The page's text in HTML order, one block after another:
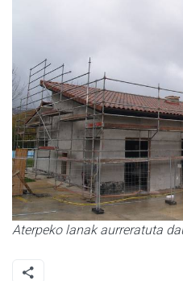
Aterpeko lanak aurreratuta